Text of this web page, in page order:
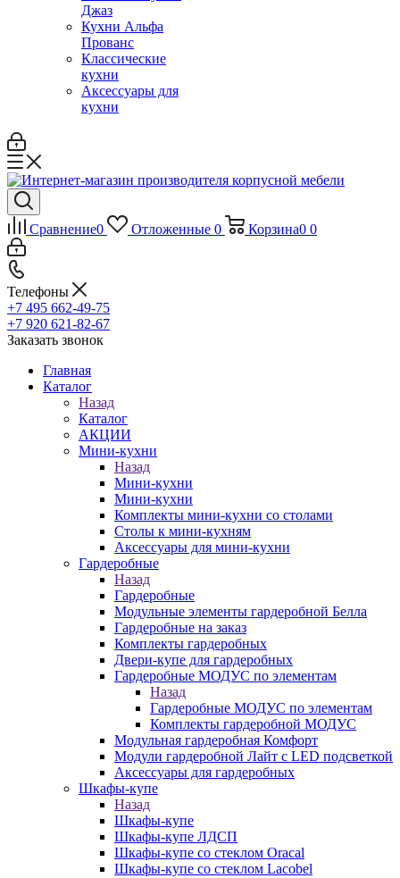
Джаз
Кухни Альфа
Прованс
Классические
кухни
Аксессуары для
кухни
Сравнение0 Отложенные 0 Корзина0 0
Телефоны
+7 495 662-49-75
+7 920 621-82-67
Заказать звонок
Главная
Каталог
Назад
Каталог
АКЦИИ
Мини-кухни
Назад
Мини-кухни
Мини-кухни
Комплекты мини-кухни со столами
Столы к мини-кухням
Аксессуары для мини-кухни
Гардеробные
Назад
Гардеробные
Модульные элементы гардеробной Белла
Гардеробные на заказ
Комплекты гардеробных
Двери-купе для гардеробных
Гардеробные МОДУС по элементам
Назад
Гардеробные МОДУС по элементам
Комплекты гардеробной МОДУС
Модульная гардеробная Комфорт
Модули гардеробной Лайт с LED подсветкой
Аксессуары для гардеробных
Шкафы-купе
Назад
Шкафы-купе
Шкафы-купе ЛДСП
Шкафы-купе со стеклом Oracal
Шкафы-купе со стеклом Lacobel